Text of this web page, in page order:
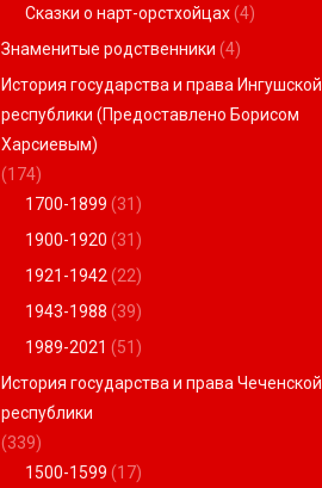
Сказки о нарт-орстхойцах(4)
Знаменитые родственники (4)
История государства и права Ингушской
республики (Предоставлено Борисом
Харсиевым)
(174)
1700-1899 (31)
1900-1920 (31)
1921-1942 (22)
1943-1988 (39)
1989-2021 (51)
История государства и права Чеченской
республики
(339)
1500-1599 (17)